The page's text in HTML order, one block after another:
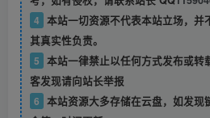
4 本站一切资源不代表本站立场，并
其真实性负责。
5 本站一律禁止以任何方式发布或转
客发现请向站长举报
6 本站资源大多存储在云盘，如发现